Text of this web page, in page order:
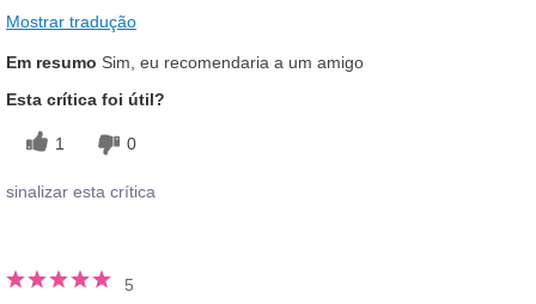
Mostrar tradução
Em resumo Sim, eu recomendaria a um amigo
Esta crítica foi útil?
1 0
sinalizar esta crítica
5